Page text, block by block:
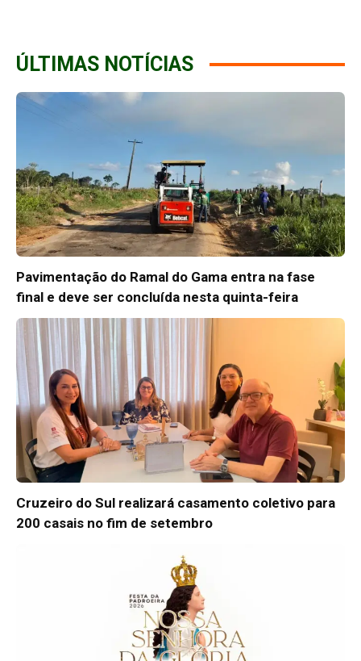
ÚLTIMAS NOTÍCIAS
Pavimentação do Ramal do Gama entra na fase
final e deve ser concluída nesta quinta-feira
Cruzeiro do Sul realizará casamento coletivo para
200 casais no fim de setembro